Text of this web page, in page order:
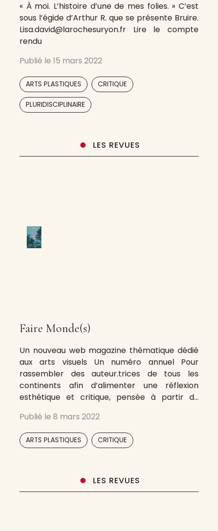
« À moi. L’histoire d’une de mes folies. » C’est
sous l’égide d’Arthur R. que se présente Bruire.
Lisa.david@larochesuryon.fr Lire le compte
rendu
Publié le 15 mars 2022
ARTS PLASTIQUES CRITIQUE
PLURIDISCIPLINAIRE
LES REVUES
Faire Monde(s)
Un nouveau web magazine thématique dédié
aux arts visuels Un numéro annuel Pour
rassembler des auteur.trices de tous les
continents afin d’alimenter une réflexion
esthétique et critique, pensée à partir du
Pour proposer une posture inédite qui
reconfigure et dynamise le rapport
Centre/Periphérie. A new thematic web
Publié le 8 mars 2022
ARTS PLASTIQUES CRITIQUE
LES REVUES